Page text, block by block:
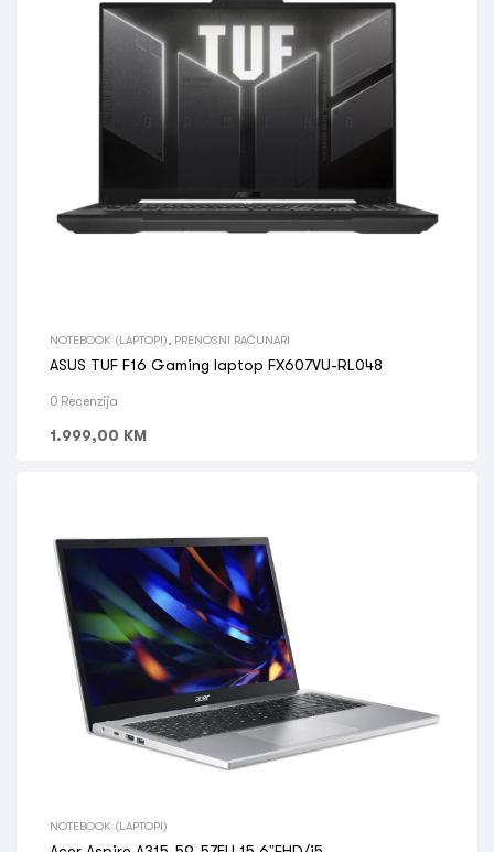
NOTEBOOK (LAPTOPI) PRENOSNI RAČUNARI
ASUS TUF F16 Gaming laptop FX607VU-RL048
0 Recenzija
1.999,00 KM
NOTEBOOK (LAPTOPI)